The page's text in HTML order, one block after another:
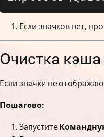
Если значков нет,
Очистка
Если значки не
Пошагово:
Запустите